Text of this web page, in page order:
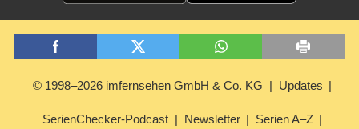
© 1998–2026 imfernsehen GmbH & Co. KG Updates
SerienChecker-Podcast Newsletter Serien A–Z